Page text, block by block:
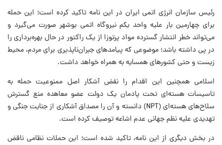
رئیس سازمان انرژی اتمی ایران در این نامه تاکید کرده است؛ این حمله
برای چهارمین بار علیه واحد یکم نیروگاه اتمی بوشهر صورت می‌گیرد و
می‌تواند خطر انتشار گسترده مواد پرتوزا از یک راکتور در حال بهره‌برداری را
در پی داشته باشد؛ موضوعی که پیامدهای جبران‌ناپذیری برای مردم، محیط
زیست و حتی کشورهای همسایه به همراه خواهد داشت.
اسلامی همچنین این اقدام را نقض آشکار اصل ممنوعیت حمله به
تاسیسات هسته‌ای تحت پادمان یک دولت عضو معاهده منع گسترش
سلاح‌های هسته‌ای (NPT) دانسته و آن را مصداق آشکاری از جنایت جنگی و
تهدیدی علیه نظم جهانی عدم اشاعه توصیف کرده است.
در بخش دیگری از این نامه، تاکید شده است؛ این حملات نظامی ناقض